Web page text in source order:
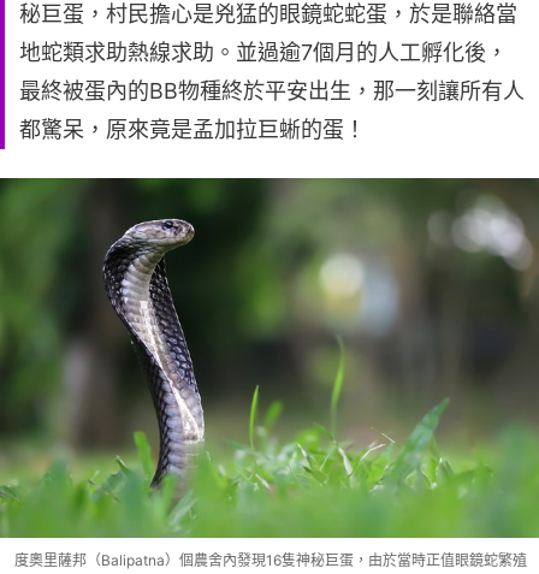
秘巨蛋，村民擔心是兇猛的眼鏡蛇蛇蛋，於是聯絡當
地蛇類求助熱線求助。並過逾7個月的人工孵化後，
最終被蛋內的BB物種終於平安出生，那一刻讓所有人
都驚呆，原來竟是孟加拉巨蜥的蛋！
度奧里薩邦（Balipatna）個農舍內發現16隻神秘巨蛋，由於當時正值眼鏡蛇繁殖